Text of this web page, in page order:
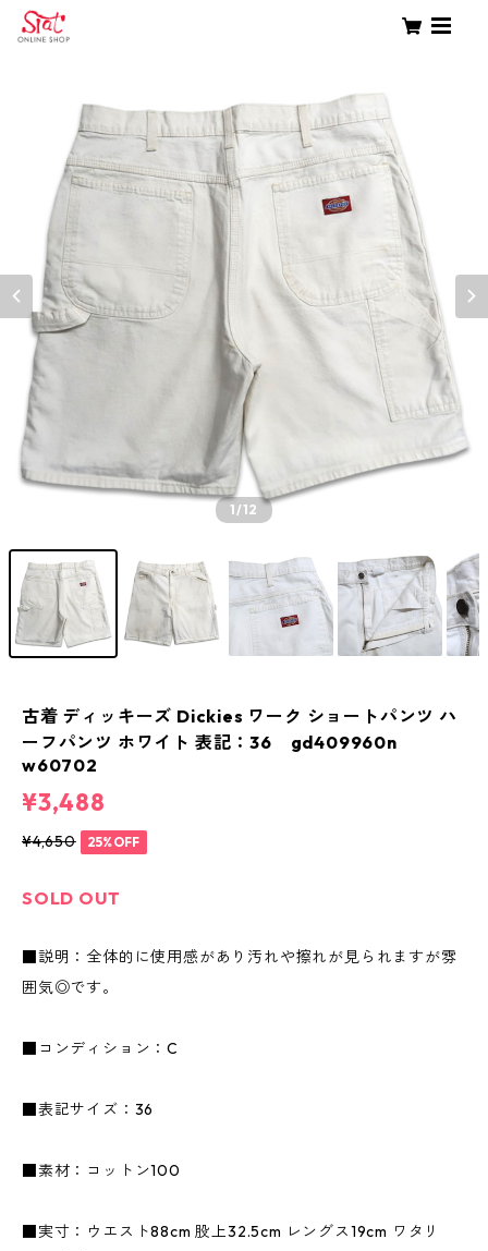
1/12
古着 ディッキーズ Dickies ワーク ショートパンツ ハ
ーフパンツ ホワイト 表記：36 gd409960n
w60702
¥3,488
¥4,650 25%OFF
SOLD OUT
■説明：全体的に使用感があり汚れや擦れが見られますが雰
囲気◎です。
■コンディション：C
■表記サイズ：36
■素材：コットン100
■実寸：ウエスト88cm 股上32.5cm レングス19cm ワタリ